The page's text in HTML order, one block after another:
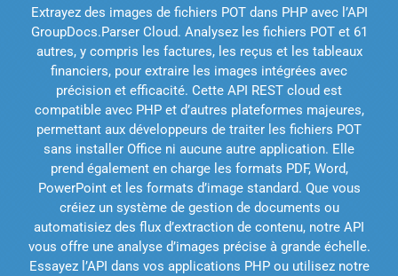
Extrayez des images de fichiers POT dans PHP avec l’API
GroupDocs.Parser Cloud. Analysez les fichiers POT et 61
autres, y compris les factures, les reçus et les tableaux
financiers, pour extraire les images intégrées avec
précision et efficacité. Cette API REST cloud est
compatible avec PHP et d’autres plateformes majeures,
permettant aux développeurs de traiter les fichiers POT
sans installer Office ni aucune autre application. Elle
prend également en charge les formats PDF, Word,
PowerPoint et les formats d’image standard. Que vous
créiez un système de gestion de documents ou
automatisiez des flux d’extraction de contenu, notre API
vous offre une analyse d’images précise à grande échelle.
Essayez l’API dans vos applications PHP ou utilisez notre